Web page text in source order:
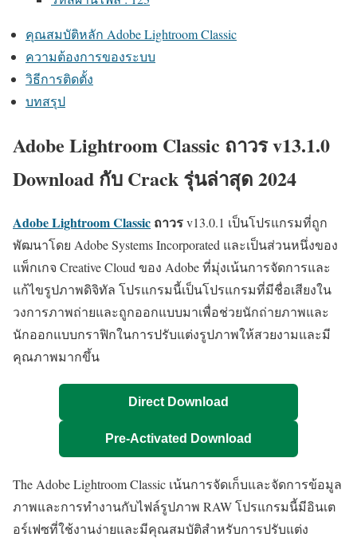
คุณสมบัติหลัก Adobe Lightroom Classic
ความต้องการของระบบ
วิธีการติดตั้ง
บทสรุป
Adobe Lightroom Classic ถาวร v13.1.0
Download กับ Crack รุ่นล่าสุด 2024
Adobe Lightroom Classic ถาวรv13.0.1 เป็นโปรแกรมที่ถูก
พัฒนาโดย Adobe Systems Incorporated และเป็นส่วนหนึ่งของ
แพ็กเกจ Creative Cloud ของ Adobe ที่มุ่งเน้นการจัดการและ
แก้ไขรูปภาพดิจิทัล โปรแกรมนี้เป็นโปรแกรมที่มีชื่อเสียงใน
วงการภาพถ่ายและถูกออกแบบมาเพื่อช่วยนักถ่ายภาพและ
นักออกแบบกราฟิกในการปรับแต่งรูปภาพให้สวยงามและมี
คุณภาพมากขึ้น
Direct Download
Pre-Activated Download
The Adobe Lightroom Classic เน้นการจัดเก็บและจัดการข้อมูล
ภาพและการทำงานกับไฟล์รูปภาพ RAW โปรแกรมนี้มีอินเต
อร์เฟซที่ใช้งานง่ายและมีคุณสมบัติสำหรับการปรับแต่ง